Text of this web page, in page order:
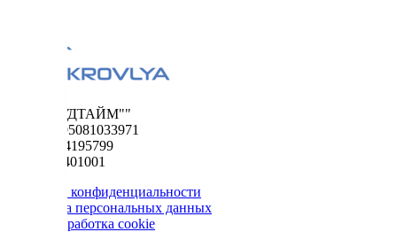
ООО "ФУДТАЙМ""
ОГРН 1195081033971
ИНН 5024195799
КПП 502401001
Политика конфиденциальности
Обработка персональных данных
Сбор и обработка cookie